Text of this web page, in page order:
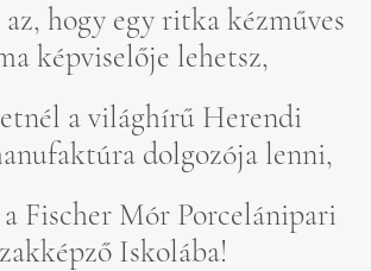
hogy egy ritka kézműves
képviselője lehetsz,
a világhírű Herendi
dolgozója lenni,
Fischer Mór Porcelánipari
Iskolába!